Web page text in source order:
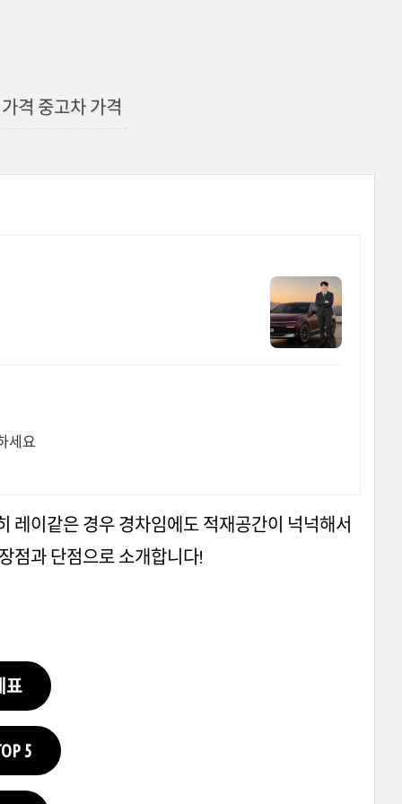
격 중고차 가격
세요
레이같은 경우 경차임에도 적재공간이 넉넉해서
점과 단점으로 소개합니다!
표
5